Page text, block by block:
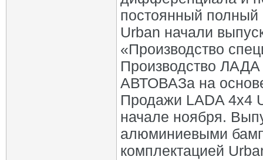
постоянный
Urban начали
«Производство
Производство ЛАДА
АВТОВАЗа на
Продажи LADA 4х4
начале ноября.
алюминиевыми
комплектацией